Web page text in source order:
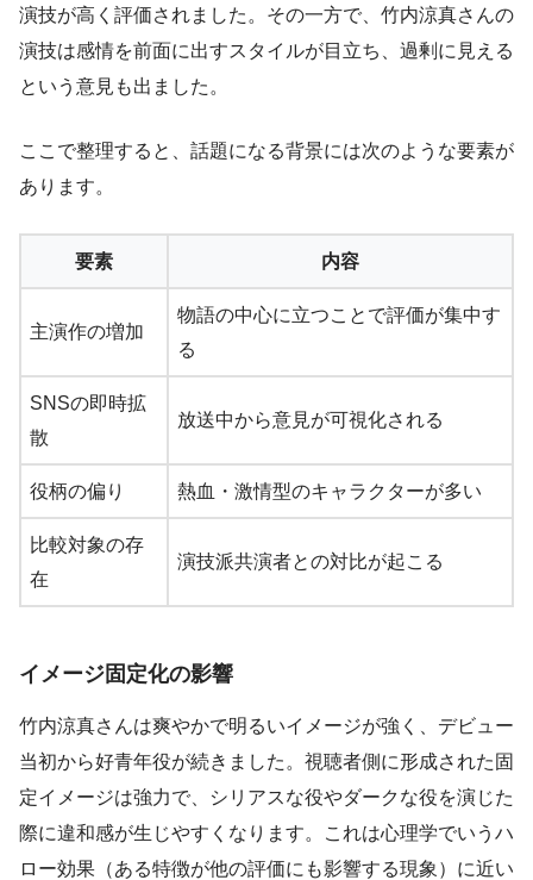
演技が高く評価されました。その一方で、竹内涼真さんの
演技は感情を前面に出すスタイルが目立ち、過剰に見える
という意見も出ました。
ここで整理すると、話題になる背景には次のような要素が
あります。
要素 内容
主演作の増加
物語の中心に立つことで評価が集中す
る
SNSの即時拡
散
放送中から意見が可視化される
役柄の偏り 熱血・激情型のキャラクターが多い
比較対象の存
在
演技派共演者との対比が起こる
イメージ固定化の影響
竹内涼真さんは爽やかで明るいイメージが強く、デビュー
当初から好青年役が続きました。視聴者側に形成された固
定イメージは強力で、シリアスな役やダークな役を演じた
際に違和感が生じやすくなります。これは心理学でいうハ
ロー効果（ある特徴が他の評価にも影響する現象）に近い